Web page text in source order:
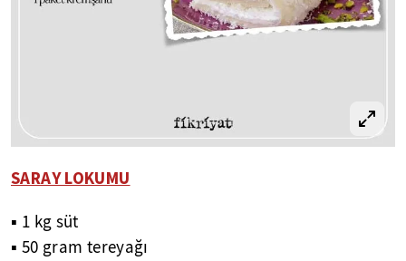
SARAY LOKUMU
▪ 1 kg süt
▪ 50 gram tereyağı